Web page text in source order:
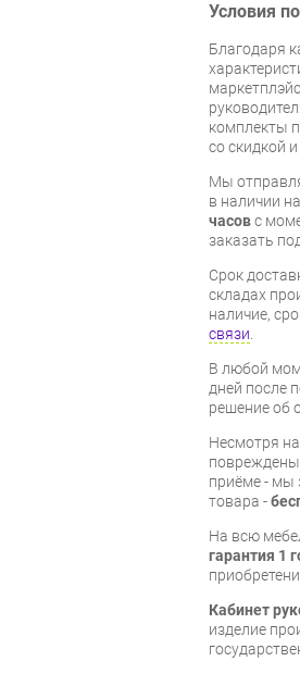
Условия
Благодаря
комплекты
со скидкой
Мы
в наличии
часовс
заказать
Срок
складах
наличие,
связи.
В любой
дней после
решение об
Несмотря
повреждены
приёме - мы
товара -
На всю
гарантия 1
Кабинет
изделие